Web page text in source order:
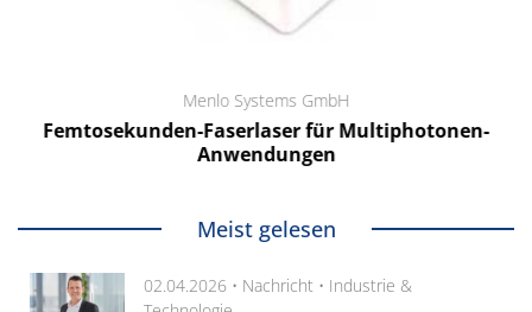
Menlo Systems GmbH
Femtosekunden-Faserlaser für Multiphotonen-
Anwendungen
Meist gelesen
02.04.2026 • Nachricht • Industrie &